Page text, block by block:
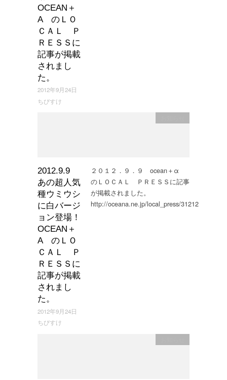
OCEAN＋
Α のＬＯ
ＣＡＬ Ｐ
ＲＥＳＳに
記事が掲載
されまし
た。
2012年9月24日
ちびすけ
2012.9.9
あの超人気
種ウミウシ
に白バージ
ョン登場！
OCEAN＋
Α のＬＯ
ＣＡＬ Ｐ
ＲＥＳＳに
記事が掲載
されまし
た。
2012年9月24日
ちびすけ
２０１２．９．９ ocean＋α
のＬＯＣＡＬ ＰＲＥＳＳに記事
が掲載されました。
http://oceana.ne.jp/local_press/31212